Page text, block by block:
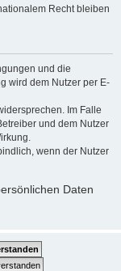
Recht bleiben
und die
wird dem Nutzer per E-
Im Falle
und dem Nutzer
wenn der Nutzer
Daten